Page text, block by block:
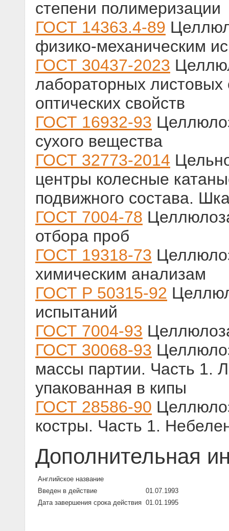
степени полимеризации
ГОСТ 14363.4-89
физико-механическим
ГОСТ 30437-2023
лабораторных
оптических свойств
ГОСТ 16932-93
сухого вещества
ГОСТ 32773-2014
центры колесные
подвижного состава.
ГОСТ 7004-78
отбора проб
ГОСТ 19318-73
химическим анализам
ГОСТ Р 50315-92
испытаний
ГОСТ 7004-93
ГОСТ 30068-93
массы партии. Часть 1.
упакованная в кипы
ГОСТ 28586-90
костры. Часть 1.
Дополнительная
Английское название
Введен в действие
01.07.1993
Дата завершения срока действия 01.01.1995